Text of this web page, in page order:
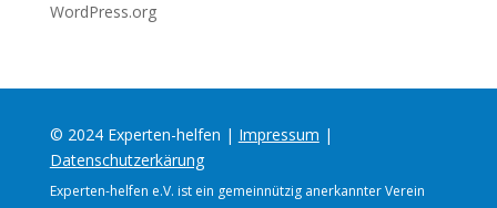
WordPress.org
© 2024 Experten-helfen | Impressum |
Datenschutzerkärung
Experten-helfen e.V. ist ein gemeinnützig anerkannter Verein